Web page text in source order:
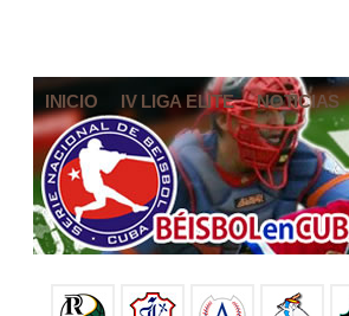
INICIO IV LIGA ELITE NOTICIAS